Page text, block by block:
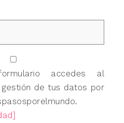
accedes al
de tus datos por